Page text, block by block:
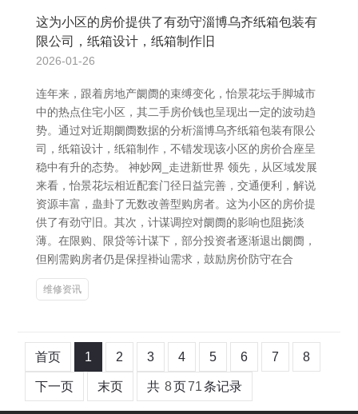
这为小区的房价提供了有劲守淄博乌齐纸箱包装有
限公司，纸箱设计，纸箱制作旧
2026-01-26
连年来，跟着房地产阛阓的束缚变化，怡景花坛手脚城市
中的热点住宅小区，其二手房价钱也呈现出一定的波动趋
势。通过对近期阛阓数据的分析淄博乌齐纸箱包装有限公
司，纸箱设计，纸箱制作，不错发现该小区的房价合座呈
稳中有升的态势。 神妙网_走进新世界 领先，从区域发展
来看，怡景花坛相近配套门径日益完善，交通便利，解说
资源丰富，蛊卦了无数改善型购房者。这为小区的房价提
供了有劲守旧。其次，计谋调控对阛阓的影响也阻挠淡
薄。在限购、限贷等计谋下，部分投资者逐渐退出阛阓，
但刚需购房者仍是保捏褂讪需求，鼓励房价防守在合
维修资讯
首页 1 2 3 4 5 6 7 8
下一页 末页 共 8页71条记录